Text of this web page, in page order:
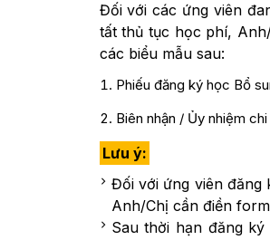
Đối với các ứng viên
tất thủ tục học phí,
các biểu mẫu sau:
Phiếu đăng ký học Bổ
Biên nhận / Ủy nhiệm
Lưu ý:
Đối với ứng viên đăng
Anh/Chị cần điền
Sau thời hạn đăng